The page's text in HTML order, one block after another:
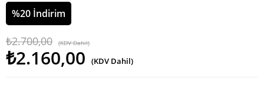
%20 İndirim
₺2.700,00 (KDV Dahil)
₺2.160,00 (KDV Dahil)